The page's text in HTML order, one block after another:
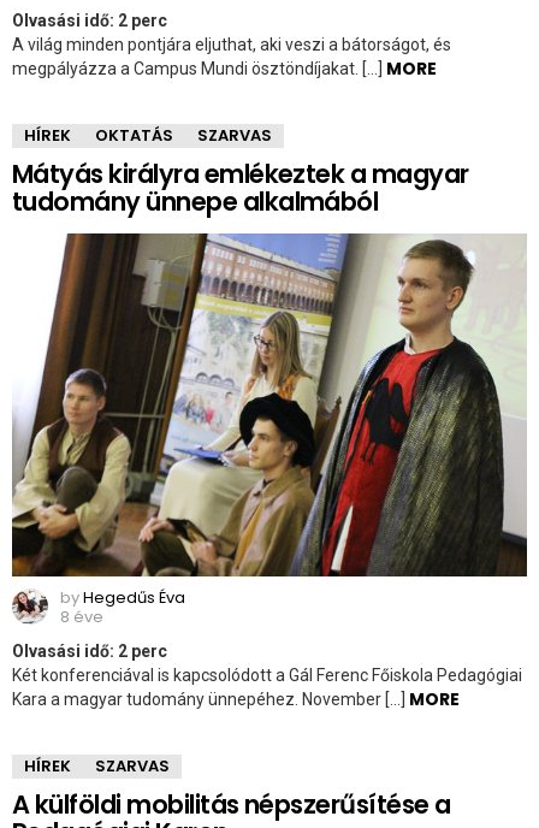
Olvasási idő: 2 perc
A világ minden pontjára eljuthat, aki veszi a bátorságot, és
megpályázza a Campus Mundi ösztöndíjakat. […] MORE
HÍREK OKTATÁS SZARVAS
Mátyás királyra emlékeztek a magyar
tudomány ünnepe alkalmából
byHegedűs Éva
8 éve
Olvasási idő: 2 perc
Két konferenciával is kapcsolódott a Gál Ferenc Főiskola Pedagógiai
Kara a magyar tudomány ünnepéhez. November […] MORE
HÍREK SZARVAS
A külföldi mobilitás népszerűsítése a